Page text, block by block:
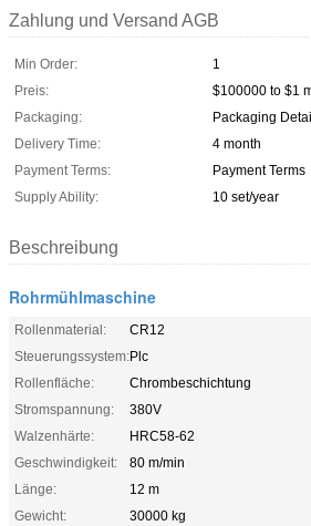
Zahlung und Versand AGB
Min Order:
1
Preis:
$100000 to $1
Packaging:
Packaging
Delivery Time:
4 month
Payment Terms:
Payment Terms
Supply Ability:
10 set/year
Beschreibung
Rohrmühlmaschine
Rollenmaterial:
CR12
Steuerungssystem:Plc
Rollenfläche:
Chrombeschichtung
Stromspannung:
380V
Walzenhärte:
HRC58-62
Geschwindigkeit:
80 m/min
Länge:
12 m
Gewicht:
30000 kg